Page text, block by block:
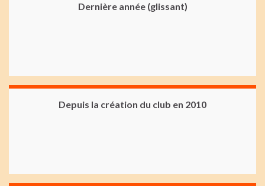
Dernière année (glissant)
Depuis la création du club en 2010